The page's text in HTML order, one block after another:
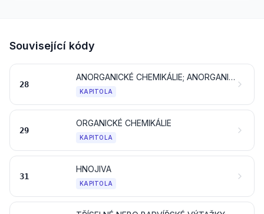
Související kódy
28
ANORGANICKÉ CHEMIKÁLIE; ANORGANICKÉ NEBO ORGANICKÉ SLOUČENINY DRAHÝCH KOVŮ, KOVŮ VZÁCNÝCH ZEMIN, RADIOAKTIVNÍCH PRVKŮ NEBO IZOTOPŮ
KAPITOLA
29
ORGANICKÉ CHEMIKÁLIE
KAPITOLA
31
HNOJIVA
KAPITOLA